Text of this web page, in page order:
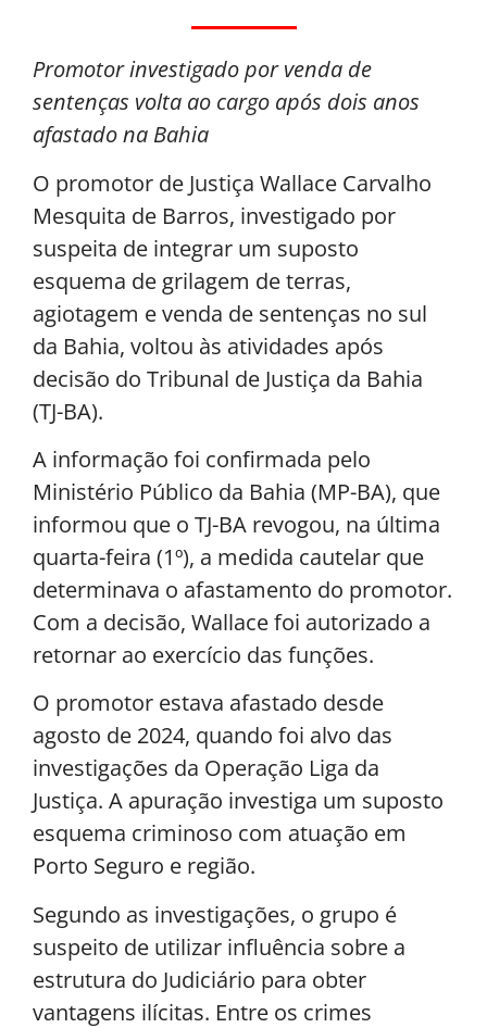
Promotor investigado por venda de
sentenças volta ao cargo após dois anos
afastado na Bahia
O promotor de Justiça Wallace Carvalho
Mesquita de Barros, investigado por
suspeita de integrar um suposto
esquema de grilagem de terras,
agiotagem e venda de sentenças no sul
da Bahia, voltou às atividades após
decisão do Tribunal de Justiça da Bahia
(TJ-BA).
A informação foi confirmada pelo
Ministério Público da Bahia (MP-BA), que
informou que o TJ-BA revogou, na última
quarta-feira (1º), a medida cautelar que
determinava o afastamento do promotor.
Com a decisão, Wallace foi autorizado a
retornar ao exercício das funções.
O promotor estava afastado desde
agosto de 2024, quando foi alvo das
investigações da Operação Liga da
Justiça. A apuração investiga um suposto
esquema criminoso com atuação em
Porto Seguro e região.
Segundo as investigações, o grupo é
suspeito de utilizar influência sobre a
estrutura do Judiciário para obter
vantagens ilícitas. Entre os crimes